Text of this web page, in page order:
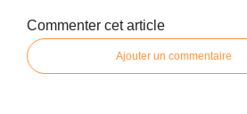
Commenter cet article
Ajouter un commentaire